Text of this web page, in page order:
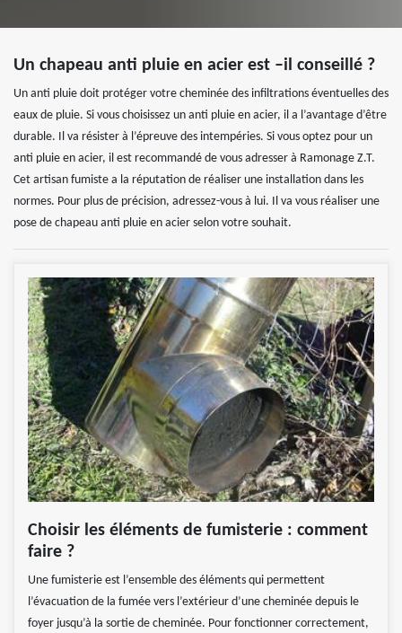
Un chapeau anti pluie en acier est –il conseillé ?
Un anti pluie doit protéger votre cheminée des infiltrations éventuelles des
eaux de pluie. Si vous choisissez un anti pluie en acier, il a l’avantage d’être
durable. Il va résister à l’épreuve des intempéries. Si vous optez pour un
anti pluie en acier, il est recommandé de vous adresser à Ramonage Z.T.
Cet artisan fumiste a la réputation de réaliser une installation dans les
normes. Pour plus de précision, adressez-vous à lui. Il va vous réaliser une
pose de chapeau anti pluie en acier selon votre souhait.
Choisir les éléments de fumisterie : comment
faire ?
Une fumisterie est l’ensemble des éléments qui permettent
l’évacuation de la fumée vers l’extérieur d’une cheminée depuis le
foyer jusqu’à la sortie de cheminée. Pour fonctionner correctement,